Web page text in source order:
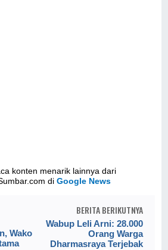
konten menarik lainnya dari
diGoogle News
Wako
BERITA BERIKUTNYA
Wabup Leli Arni: 28.000
Orang Warga
Dharmasraya Terjebak